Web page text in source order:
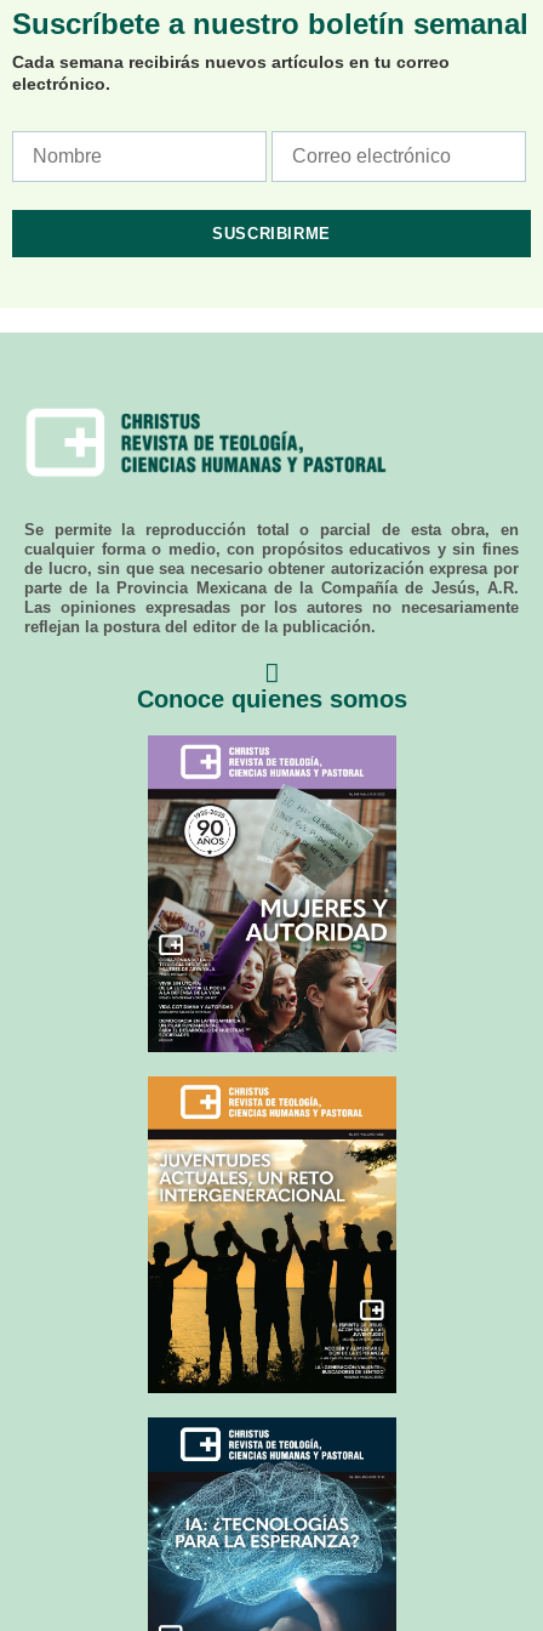
Suscríbete a nuestro boletín semanal
Cada semana recibirás nuevos artículos en tu correo
electrónico.
Se permite la reproducción total o parcial de esta obra, en
cualquier forma o medio, con propósitos educativos y sin fines
de lucro, sin que sea necesario obtener autorización expresa por
parte de la Provincia Mexicana de la Compañía de Jesús, A.R.
Las opiniones expresadas por los autores no necesariamente
reflejan la postura del editor de la publicación.
Conoce quienes somos